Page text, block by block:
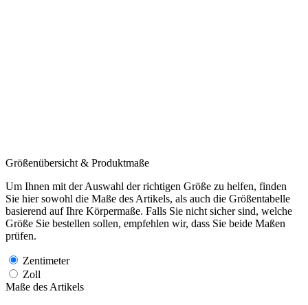
Größenübersicht & Produktmaße
Um Ihnen mit der Auswahl der richtigen Größe zu helfen, finden
Sie hier sowohl die Maße des Artikels, als auch die Größentabelle
basierend auf Ihre Körpermaße. Falls Sie nicht sicher sind, welche
Größe Sie bestellen sollen, empfehlen wir, dass Sie beide Maßen
prüfen.
Zentimeter
Zoll
Maße des Artikels